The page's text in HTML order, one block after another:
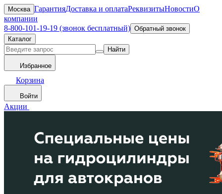
Москва ГарантияДоставка и оплатаРеквизитыНовостиО
компании
8-800-101-19-19 (звонок бесплатный) Обратный звонок
Каталог
Найти
Избранное
Корзина
Войти
Акции